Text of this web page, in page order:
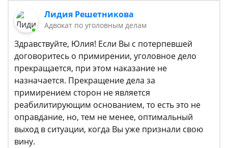
Лидия Решетникова
Адвокат по уголовным делам
Здравствуйте, Юлия! Если Вы с потерпевшей
договоритесь о примирении, уголовное дело
прекращается, при этом наказание не
назначается. Прекращение дела за
примирением сторон не является
реабилитирующим основанием, то есть это не
оправдание, но, тем не менее, оптимальный
выход в ситуации, когда Вы уже признали свою
вину.